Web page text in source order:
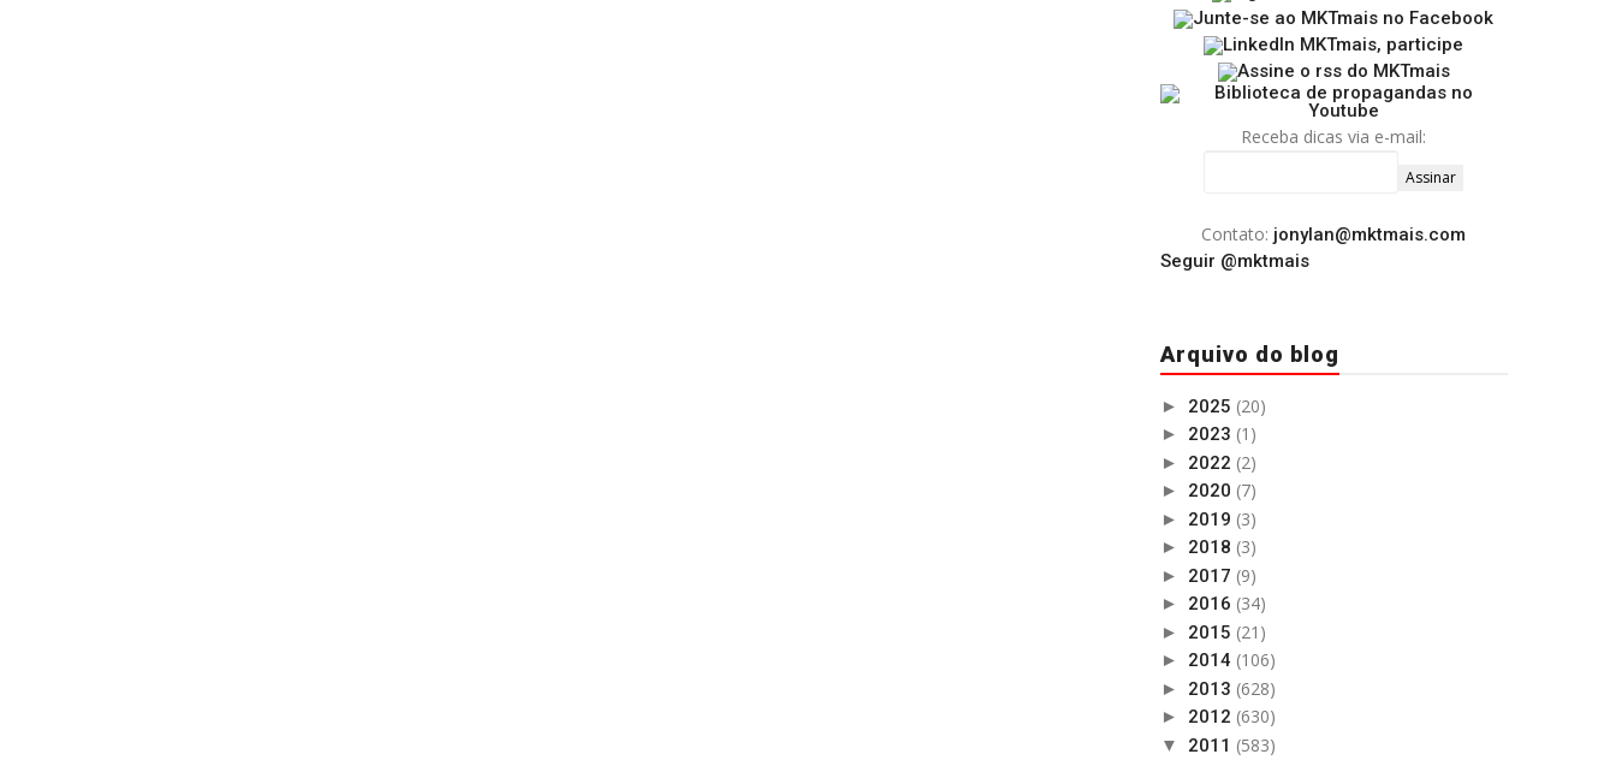
Receba dicas via e-mail:
Contato: jonylan@mktmais.com
Seguir @mktmais
Arquivo do blog
► 2025 (20)
► 2023 (1)
► 2022 (2)
► 2020 (7)
► 2019 (3)
► 2018 (3)
► 2017 (9)
► 2016 (34)
► 2015 (21)
► 2014 (106)
► 2013 (628)
► 2012 (630)
▼ 2011 (583)